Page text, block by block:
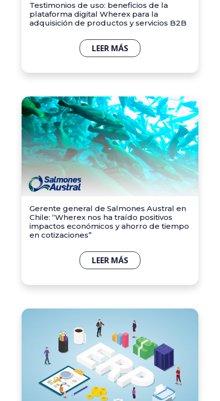
Testimonios de uso: beneficios de la
plataforma digital Wherex para la
adquisición de productos y servicios B2B
LEER MÁS
Gerente general de Salmones Austral en
Chile: “Wherex nos ha traído positivos
impactos económicos y ahorro de tiempo
en cotizaciones”
LEER MÁS